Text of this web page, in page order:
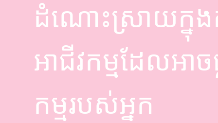
ដំណោះស្រាយក្នុង
អាជីវកម្មដែលអាច
កម្មរបស់អ្នក